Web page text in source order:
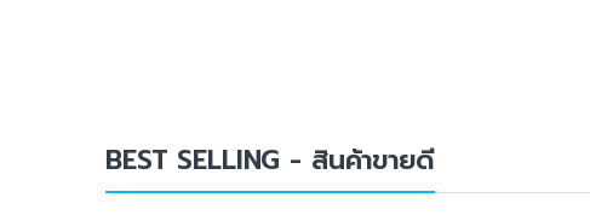
BEST SELLING - สินค้าขายดี